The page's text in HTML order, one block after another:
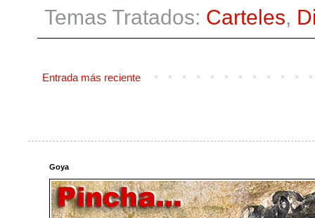
Temas Tratados: Carteles,
Entrada más reciente
Goya